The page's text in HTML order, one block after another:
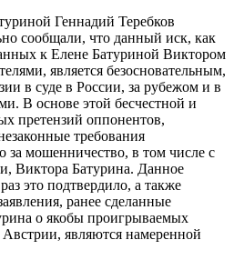
Геннадий Теребков
сообщали, что данный иск, как
к Елене Батуриной Виктором
является безосновательным,
в суде в России, за рубежом и в
В основе этой бесчестной и
претензий оппонентов,
требования
за мошенничество, в том числе с
Виктора Батурина. Данное
это подтвердило, а также
ранее сделанные
о якобы проигрываемых
являются намеренной